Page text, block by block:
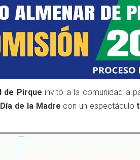
de Pirque invitó a la comunidad a
de la Madre con un espectáculo